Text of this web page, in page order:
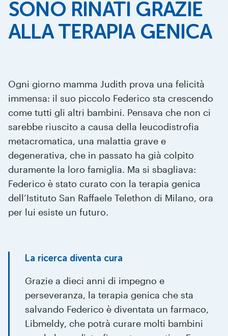
SONO RINATI GRAZIE
ALLA TERAPIA GENICA
Ogni giorno mamma Judith prova una felicità
immensa: il suo piccolo Federico sta crescendo
come tutti gli altri bambini. Pensava che non ci
sarebbe riuscito a causa della leucodistrofia
metacromatica, una malattia grave e
degenerativa, che in passato ha già colpito
duramente la loro famiglia. Ma si sbagliava:
Federico è stato curato con la terapia genica
dell’Istituto San Raffaele Telethon di Milano, ora
per lui esiste un futuro.
La ricerca diventa cura
Grazie a dieci anni di impegno e
perseveranza, la terapia genica che sta
salvando Federico è diventata un farmaco,
Libmeldy, che potrà curare molti bambini